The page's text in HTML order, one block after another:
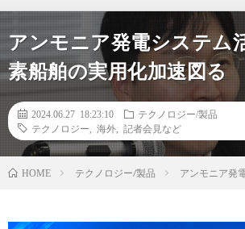
アンモニア発電システム
素船舶の実用化加速図る
2024.06.27 18:23:10
テクノロジー/製品
テクノロジー
海外 記者会見など
HOME テクノロジー/製品 アンモニア発